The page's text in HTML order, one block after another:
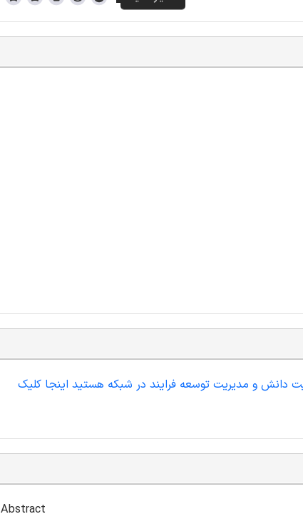
دانش و مدیریت توسعه فرایند در شبکه هستید اینجا کلیک
Abstract